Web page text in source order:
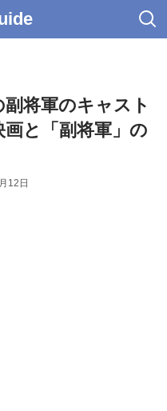
将軍のキャスト
画と「副将軍」の
12日